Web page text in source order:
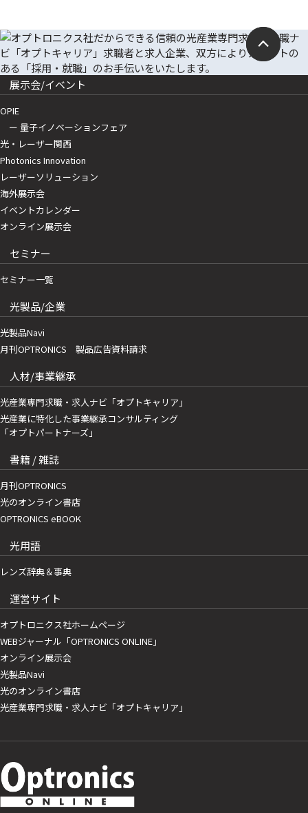
展示会/イベント
OPIE
ー 量子イノベーションフェア
光・レーザー関西
Photonics Innovation
レーザーソリューション
海外展示会
イベントカレンダー
オンライン展示会
セミナー
セミナー一覧
光製品/企業
光製品Navi
月刊OPTRONICS 製品広告資料請求
人材/事業継承
光産業専門求職・求人ナビ「オプトキャリア」
光産業に特化した事業継承コンサルティング
「オプトパートナーズ」
書籍 / 雑誌
月刊OPTRONICS
光のオンライン書店
OPTRONICS eBOOK
光用語
レンズ辞典＆事典
運営サイト
オプトロニクス社ホームページ
WEBジャーナル「OPTRONICS ONLINE」
オンライン展示会
光製品Navi
光のオンライン書店
光産業専門求職・求人ナビ「オプトキャリア」